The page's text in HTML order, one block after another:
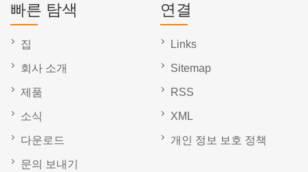
빠른 탐색
집
회사 소개
제품
소식
다운로드
문의 보내기
연결
Links
Sitemap
RSS
XML
개인 정보 보호 정책